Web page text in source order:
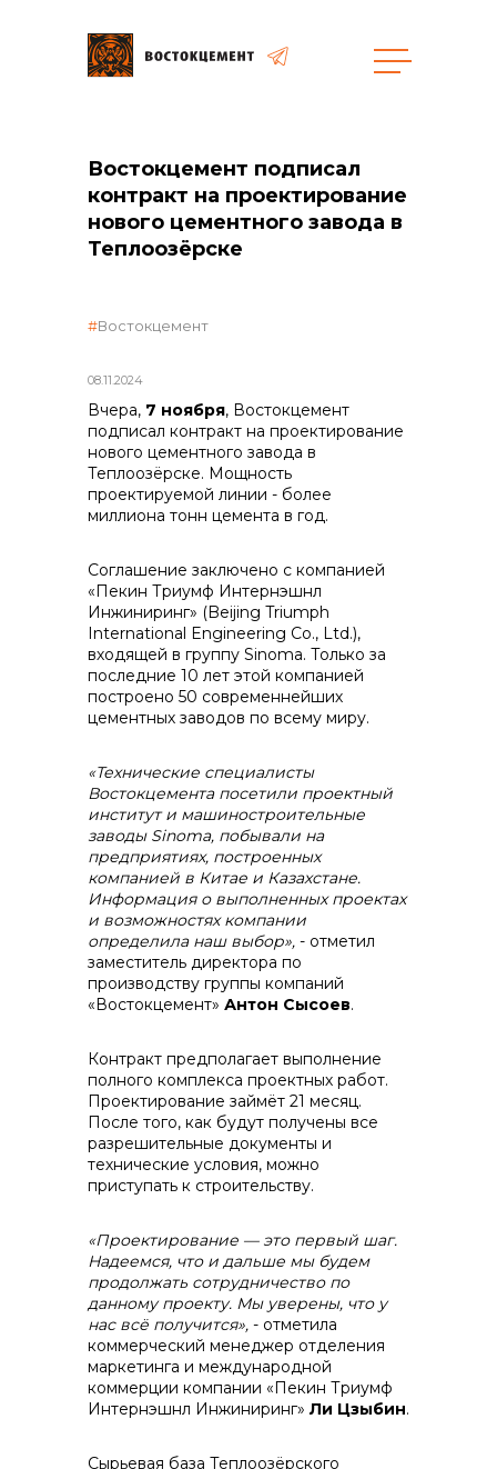
Закупки
общая информация
объявленные закупки
реализация неликвидов
контакты отдела закупок
Контакты
+7 (423) 234 50 50
info@vostokcement.ru
Востокцемент подписал
контракт на проектирование
нового цементного завода в
Теплоозёрске
08.11.2024
Востокцемент
Вчера, 7 ноября, Востокцемент
подписал контракт на проектирование
нового цементного завода в
Теплоозёрске. Мощность
проектируемой линии - более
миллиона тонн цемента в год.
Соглашение заключено с компанией
«Пекин Триумф Интернэшнл
Инжиниринг» (Beijing Triumph
International Engineering Co., Ltd.),
входящей в группу Sinoma. Только за
последние 10 лет этой компанией
построено 50 современнейших
цементных заводов по всему миру.
«Технические специалисты
Востокцемента посетили проектный
институт и машиностроительные
заводы Sinoma, побывали на
предприятиях, построенных
компанией в Китае и Казахстане.
Информация о выполненных проектах
и возможностях компании
определила наш выбор», - отметил
заместитель директора по
производству группы компаний
«Востокцемент» Антон Сысоев.
Контракт предполагает выполнение
полного комплекса проектных работ.
Проектирование займёт 21 месяц.
После того, как будут получены все
разрешительные документы и
технические условия, можно
приступать к строительству.
«Проектирование — это первый шаг.
Надеемся, что и дальше мы будем
продолжать сотрудничество по
данному проекту. Мы уверены, что у
нас всё получится», - отметила
коммерческий менеджер отделения
маркетинга и международной
коммерции компании «Пекин Триумф
Интернэшнл Инжиниринг» Ли Цзыбин.
Сырьевая база Теплоозёрского